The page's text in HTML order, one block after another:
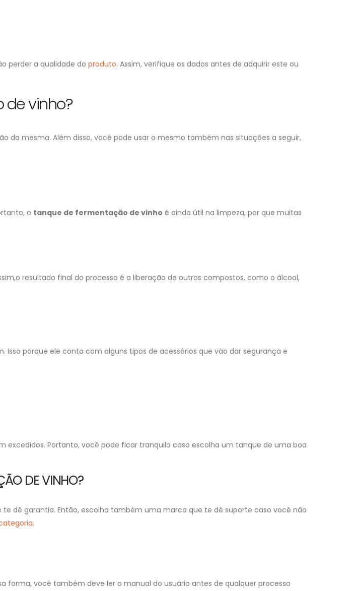
perder a qualidade do produto. Assim, verifique os dados antes de adquirir este ou
de vinho?
mesma. Além disso, você pode usar o mesmo também nas situações a seguir,
o tanque de fermentação de vinho é ainda útil na limpeza, por que muitas
resultado final do processo é a liberação de outros compostos, como o álcool,
Isso porque ele conta com alguns tipos de acessórios que vão dar segurança e
Portanto, você pode ficar tranquilo caso escolha um tanque de uma boa
DE VINHO?
te dê garantia. Então, escolha também uma marca que te dê suporte caso você não
.
forma, você também deve ler o manual do usuário antes de qualquer processo